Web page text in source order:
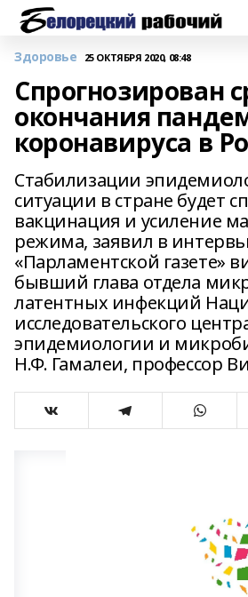
Здоровье 25 ОКТЯБРЯ 2020, 08:48
Спрогнозирован
окончания
коронавируса в
Стабилизации
ситуации в стране будет
вакцинация и усиление
режима, заявил в
«Парламентской газете»
бывший глава отдела
латентных инфекций
исследовательского
эпидемиологии и
Н.Ф. Гамалеи, профессор